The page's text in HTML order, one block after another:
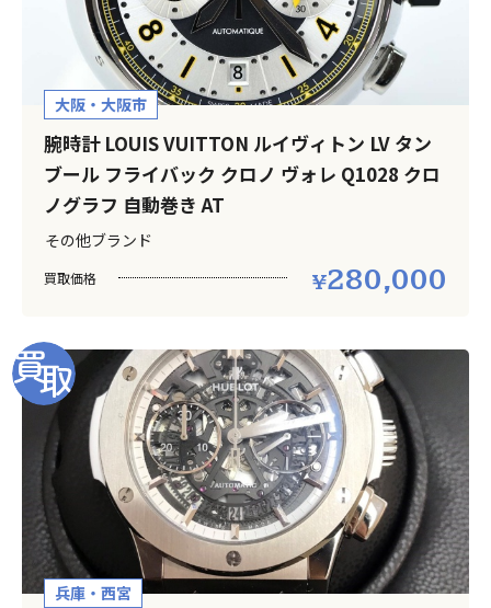
大阪・大阪市
腕時計 LOUIS VUITTON ルイヴィトン LV タン
ブール フライバック クロノ ヴォレ Q1028 クロ
ノグラフ 自動巻き AT
その他ブランド
買取価格 280,000
兵庫・西宮